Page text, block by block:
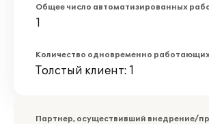
Общее число автоматизированных
1
Количество одновременно
Толстый клиент: 1
Партнер, осуществивший внедрение/